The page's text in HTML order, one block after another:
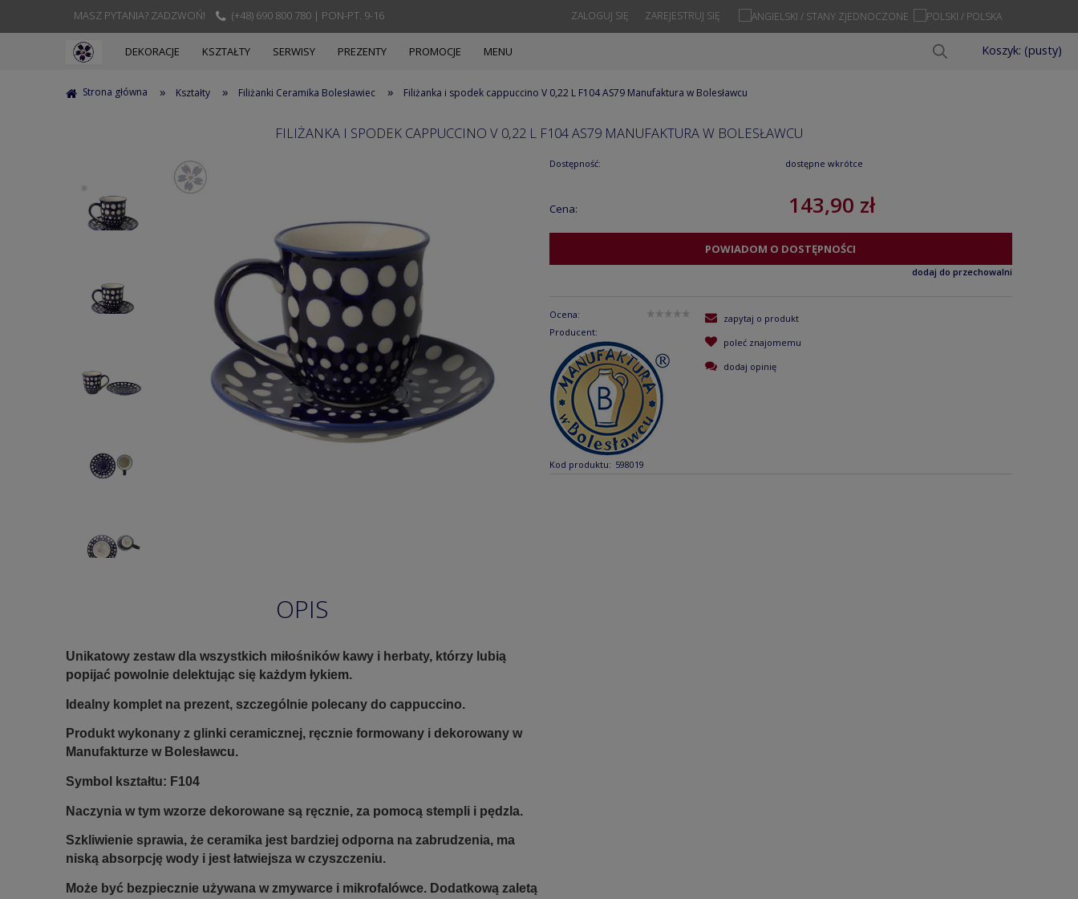
MASZ PYTANIA? ZADZWOŃ! (+48) 690 800 780 | PON-PT. 9-16 ZAREJESTRUJ SIĘ
ZALOGUJ SIĘ
Koszyk: (pusty)
DEKORACJE KSZTAŁTY SERWISY PREZENTY PROMOCJE MENU
Strona główna » Kształty » Filiżanki Ceramika Bolesławiec » Filiżanka i spodek cappuccino V 0,22 L F104 AS79 Manufaktura w Bolesławcu
FILIŻANKA I SPODEK CAPPUCCINO V 0,22 L F104 AS79 MANUFAKTURA W BOLESŁAWCU
Dostępność: dostępne wkrótce
Cena: 143,90 zł
POWIADOM O DOSTĘPNOŚCI
dodaj do przechowalni
Ocena:
Producent:
Kod produktu: 598019
zapytaj o produkt
poleć znajomemu
dodaj opinię
OPIS
Unikatowy zestaw dla wszystkich miłośników kawy i herbaty, którzy lubią
popijać powolnie delektując się każdym łykiem.
Idealny komplet na prezent, szczególnie polecany do cappuccino.
Produkt wykonany z glinki ceramicznej, ręcznie formowany i dekorowany w
Manufakturze w Bolesławcu.
Symbol kształtu: F104
Naczynia w tym wzorze dekorowane są ręcznie, za pomocą stempli i pędzla.
Szkliwienie sprawia, że ceramika jest bardziej odporna na zabrudzenia, ma
niską absorpcję wody i jest łatwiejsza w czyszczeniu.
Może być bezpiecznie używana w zmywarce i mikrofalówce. Dodatkową zaletą